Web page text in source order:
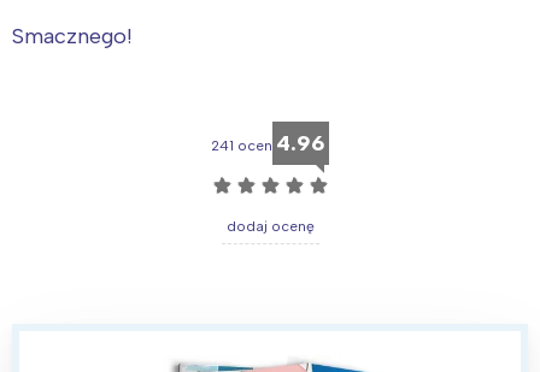
Smacznego!
241 ocen 4.96
☆ ☆ ☆ ☆ ☆
dodaj ocenę